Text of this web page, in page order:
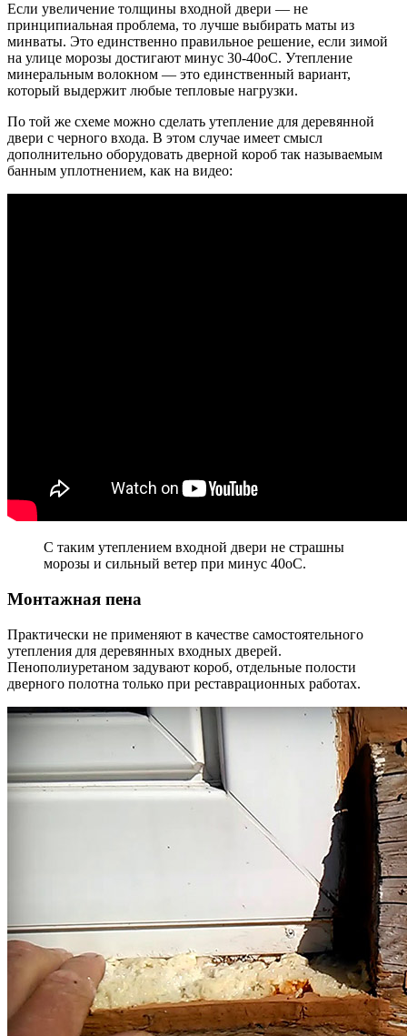
Если увеличение толщины входной двери — не
принципиальная проблема, то лучше выбирать маты из
минваты. Это единственно правильное решение, если зимой
на улице морозы достигают минус 30-40оС. Утепление
минеральным волокном — это единственный вариант,
который выдержит любые тепловые нагрузки.
По той же схеме можно сделать утепление для деревянной
двери с черного входа. В этом случае имеет смысл
дополнительно оборудовать дверной короб так называемым
банным уплотнением, как на видео:
С таким утеплением входной двери не страшны
морозы и сильный ветер при минус 40оС.
Монтажная пена
Практически не применяют в качестве самостоятельного
утепления для деревянных входных дверей.
Пенополиуретаном задувают короб, отдельные полости
дверного полотна только при реставрационных работах.